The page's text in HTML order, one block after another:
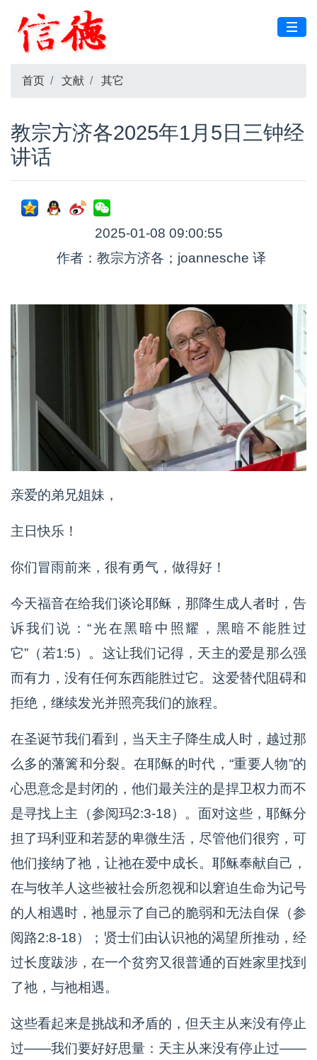
首页 文献 其它
教宗方济各2025年1月5日三钟经
讲话
2025-01-08 09:00:55
作者：教宗方济各；joannesche 译
亲爱的弟兄姐妹，
主日快乐！
你们冒雨前来，很有勇气，做得好！
今天福音在给我们谈论耶稣，那降生成人者时，告
诉我们说：“光在黑暗中照耀，黑暗不能胜过
它”（若1:5）。这让我们记得，天主的爱是那么强
而有力，没有任何东西能胜过它。这爱替代阻碍和
拒绝，继续发光并照亮我们的旅程。
在圣诞节我们看到，当天主子降生成人时，越过那
么多的藩篱和分裂。在耶稣的时代，“重要人物”的
心思意念是封闭的，他们最关注的是捍卫权力而不
是寻找上主（参阅玛2:3-18）。面对这些，耶稣分
担了玛利亚和若瑟的卑微生活，尽管他们很穷，可
他们接纳了祂，让祂在爱中成长。耶稣奉献自己，
在与牧羊人这些被社会所忽视和以窘迫生命为记号
的人相遇时，祂显示了自己的脆弱和无法自保（参
阅路2:8-18）；贤士们由认识祂的渴望所推动，经
过长度跋涉，在一个贫穷又很普通的百姓家里找到
了祂，与祂相遇。
这些看起来是挑战和矛盾的，但天主从来没有停止
过——我们要好好思量：天主从来没有停止过——